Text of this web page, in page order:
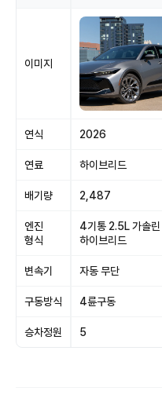
이미지
연식 2026
연료 하이브리드
배기량 2,487
엔진
형식
4기통 2.5L 가솔린
하이브리드
변속기 자동 무단
구동방식 4륜구동
승차정원 5